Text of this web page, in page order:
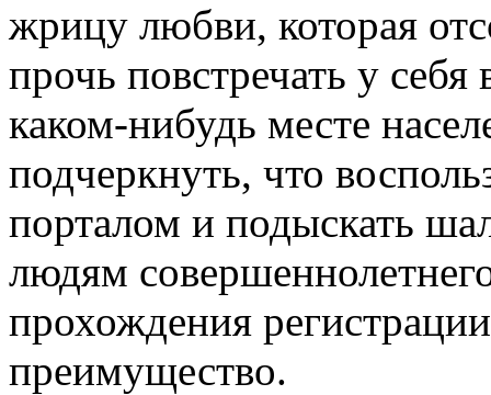
жрицу любви, которая
прочь повстречать у себя
каком-нибудь месте
подчеркнуть, что
порталом и подыскать
людям
прохождения
преимущество.